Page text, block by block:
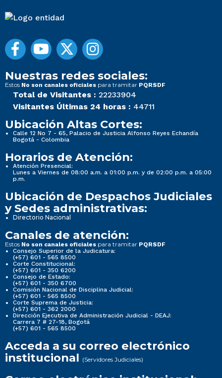
Nuestras redes sociales:
Estos No son canales oficiales para tramitar PQRSDF
Total de Visitantes : 22233904
Visitantes Últimas 24 horas : 44711
Ubicación Altas Cortes:
Calle 12 No 7 - 65, Palacio de Justicia Alfonso Reyes Echandía
Bogotá - Colombia
Horarios de Atención:
Atención Presencial:
Lunes a Viernes de 08:00 a.m. a 01:00 p.m. y de 02:00 p.m. a 05:00
p.m.
Ubicación de Despachos Judiciales
y Sedes administrativas:
Directorio Nacional
Canales de atención:
Estos No son canales oficiales para tramitar PQRSDF
Consejo Superior de la Judicatura:
(+57) 601 - 565 8500
Corte Constitucional:
(+57) 601 - 350 6200
Consejo de Estado:
(+57) 601 - 350 6700
Comisión Nacional de Disciplina Judicial:
(+57) 601 - 565 8500
Corte Suprema de Justicia:
(+57) 601 - 362 2000
Dirección Ejecutiva de Administración Judicial - DEAJ:
Carrera 7 # 27-18, Bogotá
(+57) 601 - 565 8500
Acceda a su correo electrónico
institucional (Servidores Judiciales)